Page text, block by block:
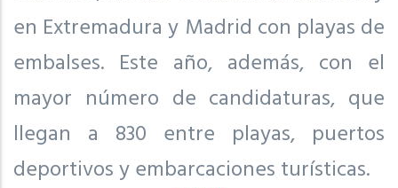
en Extremadura y Madrid con playas de
embalses. Este año, además, con el
mayor número de candidaturas, que
llegan a 830 entre playas, puertos
deportivos y embarcaciones turísticas.